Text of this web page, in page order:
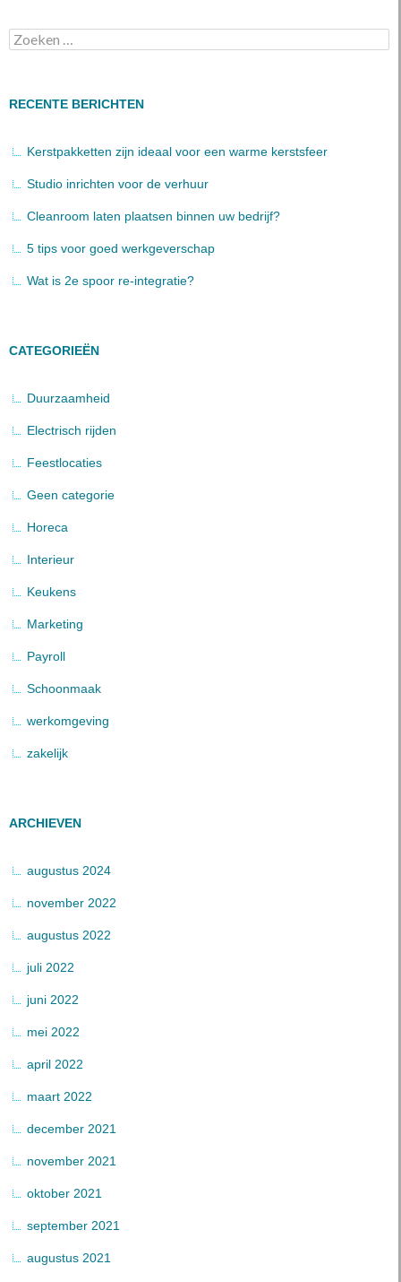
Zoeken
naar:
RECENTE BERICHTEN
Kerstpakketten zijn ideaal voor een warme kerstsfeer
Studio inrichten voor de verhuur
Cleanroom laten plaatsen binnen uw bedrijf?
5 tips voor goed werkgeverschap
Wat is 2e spoor re-integratie?
CATEGORIEËN
Duurzaamheid
Electrisch rijden
Feestlocaties
Geen categorie
Horeca
Interieur
Keukens
Marketing
Payroll
Schoonmaak
werkomgeving
zakelijk
ARCHIEVEN
augustus 2024
november 2022
augustus 2022
juli 2022
juni 2022
mei 2022
april 2022
maart 2022
december 2021
november 2021
oktober 2021
september 2021
augustus 2021